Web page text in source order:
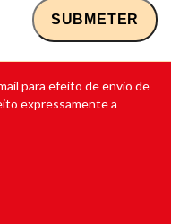
para efeito de envio de
expressamente a